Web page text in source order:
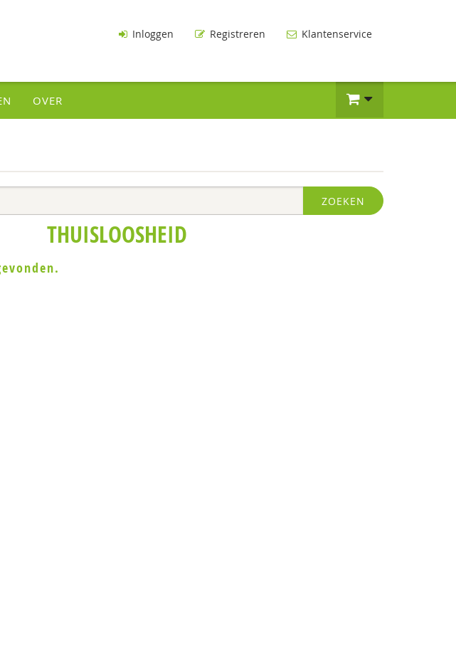
Inloggen Registreren Klantenservice
OVER
ZOEKEN
THUISLOOSHEID